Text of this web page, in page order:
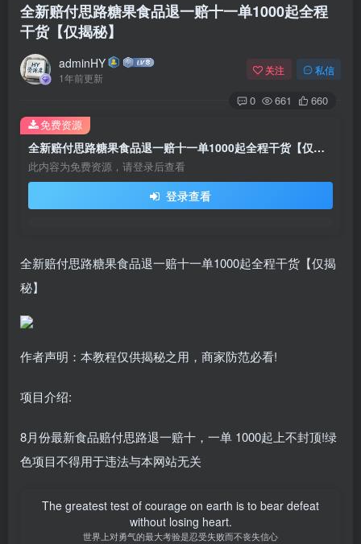
全新赔付思路糖果食品退一赔十一单1000起全程
干货【仅揭秘】
adminHY
1年前更新
关注 私信
0 661 660
全新赔付思路糖果食品退一赔十一单1000起全程干货【仅揭秘】
此内容为免费资源，请登录后查看
登录查看
免费资源
全新赔付思路糖果食品退一赔十一单1000起全程干货【仅揭
秘】
作者声明：本教程仅供揭秘之用，商家防范必看!
项目介绍:
8月份最新食品赔付思路退一赔十，一单 1000起上不封顶!绿
色项目不得用于违法与本网站无关
The greatest test of courage on earth is to bear defeat
without losing heart.
世界上对勇气的最大考验是忍受失败而不丧失信心